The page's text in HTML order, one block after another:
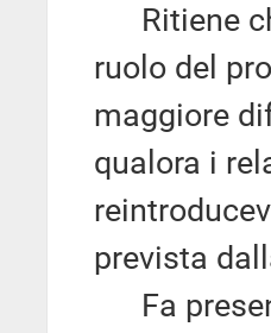
Ritiene
ruolo del
maggiore
qualora i
prevista
Fa